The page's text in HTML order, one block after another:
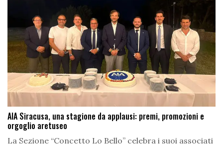
AIA Siracusa, una stagione da applausi: premi, promozioni e
orgoglio aretuseo
La Sezione “Concetto Lo Bello” celebra i suoi associati